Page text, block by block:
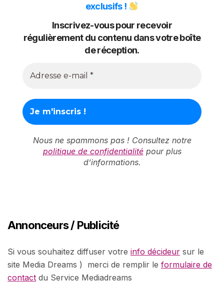
exclusifs !
Inscrivez-vous pour recevoir
régulièrement du contenu dans votre boîte
de réception.
Nous ne spammons pas ! Consultez notre
politique de confidentialitépour plus
d’informations.
Annonceurs / Publicité
Si vous souhaitez diffuser votre info décideur sur le
site Media Dreams ) merci de remplir le formulaire de
contact du Service Mediadreams